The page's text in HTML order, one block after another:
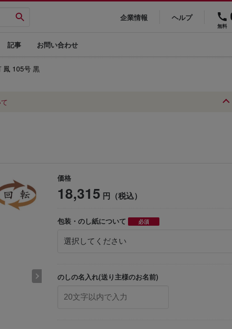
企業情報 ヘルプ
無料
記事 お問い合わせ
鳳 105号 黒
価格
18,315 円（税込）
包装・のし紙について 必須
のしの名入れ(送り主様のお名前)